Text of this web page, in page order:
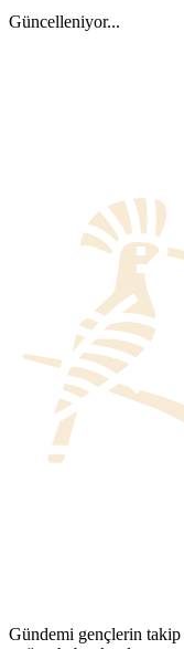
Güncelleniyor...
Gündemi gençlerin takip